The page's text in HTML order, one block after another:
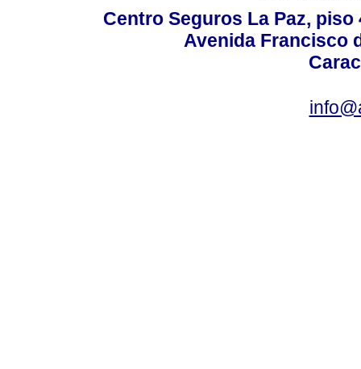
Centro Seguros La Paz,
Avenida Francisco